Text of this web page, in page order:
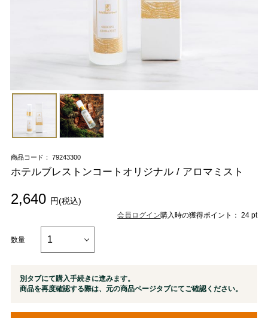
商品コード： 79243300
ホテルブレストンコートオリジナル / アロマミスト
2,640 円(税込)
会員ログイン購入時の獲得ポイント： 24 pt
数量
別タブにて購入手続きに進みます。
商品を再度確認する際は、元の商品ページタブにてご確認ください。